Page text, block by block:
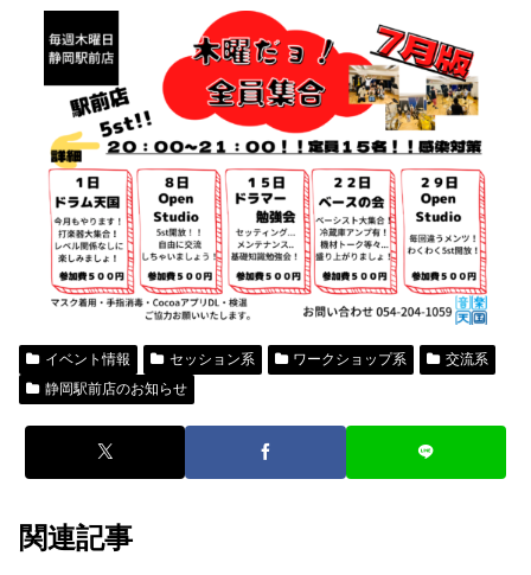
イベント情報 セッション系 ワークショップ系
交流系
静岡駅前店のお知らせ
関連記事